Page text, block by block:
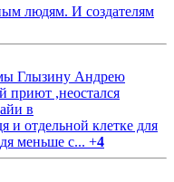
людям. И создателям
Глызину Андрею
приют ,неостался
в
и отдельной клетке для
меньше с... +4